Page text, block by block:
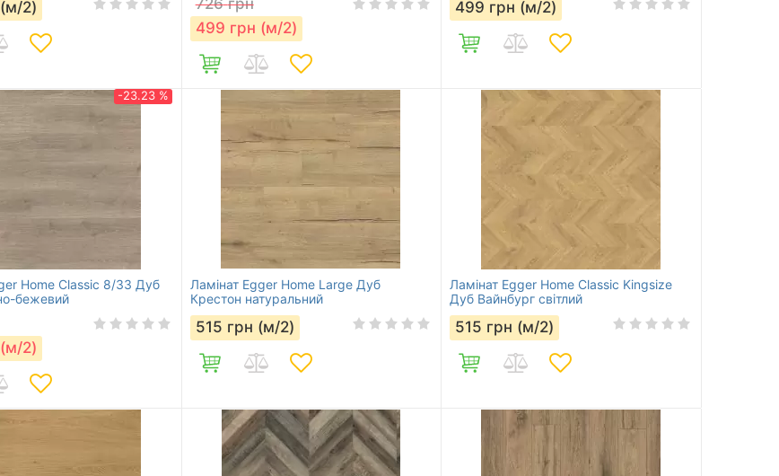
2) 726 грн
499 грн (м/2)
499 грн (м/2)
-23.23 %
Home Classic 8/33 Дуб
бежевий
2)
Ламінат Egger Home Large Дуб
Крестон натуральний
515 грн (м/2)
Ламінат Egger Home Classic Kingsize
Дуб Вайнбург світлий
515 грн (м/2)